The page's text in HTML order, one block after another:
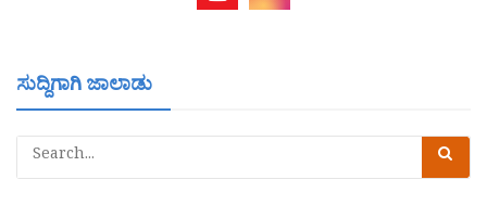
ಸುದ್ದಿಗಾಗಿ ಜಾಲಾಡು